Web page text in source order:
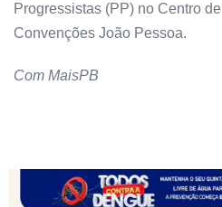
Progressistas (PP) no Centro de
Convenções João Pessoa.
Com MaisPB